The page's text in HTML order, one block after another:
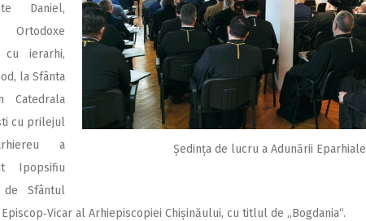
Ședința de lucru a Adunării Eparhiale
Daniel,
ierarhi,
la Sfânta
Catedrala
cu prilejul
a
Ipopsifiu
de Sfântul
al Arhiepiscopiei Chișinăului, cu titlul de „Bogdania“.